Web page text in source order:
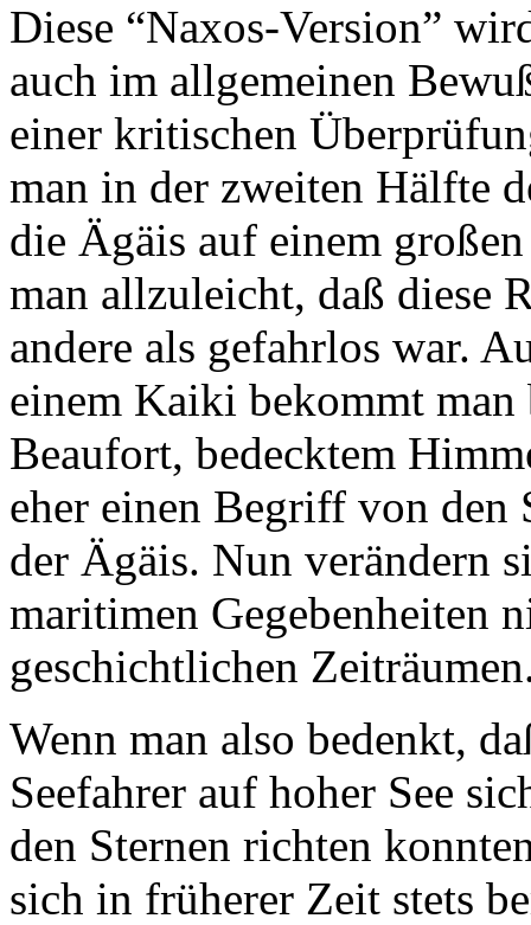
Diese “Naxos-Version”
auch im allgemeinen
einer kritischen
man in der zweiten Hälfte
die Ägäis auf einem
man allzuleicht, daß diese
andere als gefahrlos war.
einem Kaiki bekommt
Beaufort, bedecktem
eher einen Begriff von den
der Ägäis. Nun verändern
maritimen Gegebenheiten
geschichtlichen
Wenn man also bedenkt,
Seefahrer auf hoher See
den Sternen richten
sich in früherer Zeit stets